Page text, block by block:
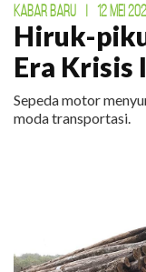
KABAR BARU | 12 MEI
Hiruk-
Era Krisis
Sepeda motor
moda transportasi.